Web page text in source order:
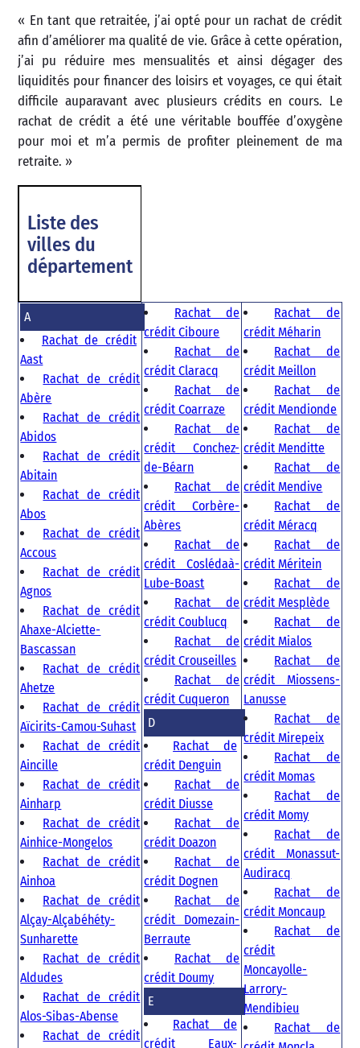
« En tant que retraitée, j’ai opté pour un rachat de crédit
afin d’améliorer ma qualité de vie. Grâce à cette opération,
j’ai pu réduire mes mensualités et ainsi dégager des
liquidités pour financer des loisirs et voyages, ce qui était
difficile auparavant avec plusieurs crédits en cours. Le
rachat de crédit a été une véritable bouffée d’oxygène
pour moi et m’a permis de profiter pleinement de ma
retraite. »
Liste des
villes du
département
A
Rachat de crédit
Aast
Rachat de crédit
Abère
Rachat de crédit
Abidos
Rachat de crédit
Abitain
Rachat de crédit
Abos
Rachat de crédit
Accous
Rachat de crédit
Agnos
Rachat de crédit
Ahaxe-Alciette-
Bascassan
Rachat de crédit
Ahetze
Rachat de crédit
Aïcirits-Camou-Suhast
Rachat de crédit
Aincille
Rachat de crédit
Ainharp
Rachat de crédit
Ainhice-Mongelos
Rachat de crédit
Ainhoa
Rachat de crédit
Alçay-Alçabéhéty-
Sunharette
Rachat de crédit
Aldudes
Rachat de crédit
Alos-Sibas-Abense
Rachat de crédit
Rachat de
crédit Ciboure
Rachat de
crédit Claracq
Rachat de
crédit Coarraze
Rachat de
crédit Conchez-
de-Béarn
Rachat de
crédit Corbère-
Abères
Rachat de
crédit Coslédaà-
Lube-Boast
Rachat de
crédit Coublucq
Rachat de
crédit Crouseilles
Rachat de
crédit Cuqueron
D
Rachat de
crédit Denguin
Rachat de
crédit Diusse
Rachat de
crédit Doazon
Rachat de
crédit Dognen
Rachat de
crédit Domezain-
Berraute
Rachat de
crédit Doumy
E
Rachat de
crédit Eaux-
Rachat de
crédit Méharin
Rachat de
crédit Meillon
Rachat de
crédit Mendionde
Rachat de
crédit Menditte
Rachat de
crédit Mendive
Rachat de
crédit Méracq
Rachat de
crédit Méritein
Rachat de
crédit Mesplède
Rachat de
crédit Mialos
Rachat de
crédit Miossens-
Lanusse
Rachat de
crédit Mirepeix
Rachat de
crédit Momas
Rachat de
crédit Momy
Rachat de
crédit Monassut-
Audiracq
Rachat de
crédit Moncaup
Rachat de
crédit
Moncayolle-
Larrory-
Mendibieu
Rachat de